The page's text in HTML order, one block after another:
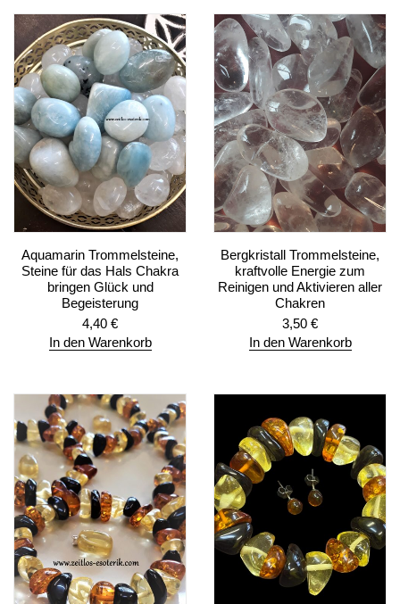
Aquamarin Trommelsteine,
Steine für das Hals Chakra
bringen Glück und
Begeisterung
4,40 €
In den Warenkorb
Bergkristall Trommelsteine,
kraftvolle Energie zum
Reinigen und Aktivieren aller
Chakren
3,50 €
In den Warenkorb